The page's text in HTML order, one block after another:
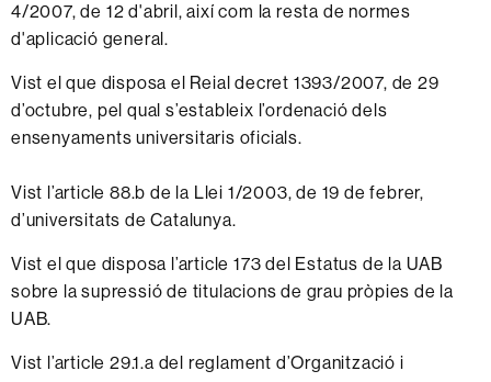
4/2007, de 12 d'abril, així com la resta de normes
d'aplicació general.
Vist el que disposa el Reial decret 1393/2007, de 29
d’octubre, pel qual s’estableix l’ordenació dels
ensenyaments universitaris oficials.
Vist l’article 88.b de la Llei 1/2003, de 19 de febrer,
d’universitats de Catalunya.
Vist el que disposa l’article 173 del Estatus de la UAB
sobre la supressió de titulacions de grau pròpies de la
UAB.
Vist l’article 29.1.a del reglament d’Organització i